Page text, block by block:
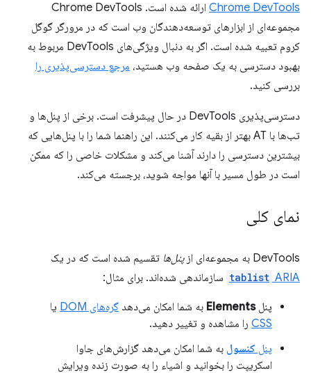
Chrome DevTools
ارائه شده است. Chrome DevTools
مجموعه‌ای از ابزارهای توسعه‌دهندگان وب است که در مرورگر گوگل
کروم تعبیه شده است. اگر به دنبال ویژگی‌های DevTools مربوط به
بهبود دسترسی به یک صفحه وب هستید، مرجع دسترسی‌پذیری را
بررسی کنید.
دسترسی‌پذیری DevTools در حال پیشرفت است. برخی از پنل‌ها و
تب‌ها با AT بهتر از بقیه کار می‌کنند. این راهنما شما را با پنل‌هایی که
بیشترین دسترسی را دارند آشنا می‌کند و مشکلات خاصی را که ممکن
است در طول مسیر با آنها مواجه شوید، برجسته می‌کند.
نمای کلی
DevTools به مجموعه‌ای از پنل‌ها تقسیم شده است که در یک
tablist ARIA سازماندهی شده‌اند. برای مثال:
پنلElements به شما امکان می‌دهد گره‌های DOM
یا
CSS را مشاهده و تغییر دهید.
پنل کنسول به شما امکان می‌دهد گزارش‌های جاوا
اسکریپت را بخوانید و اشیاء را به صورت زنده ویرایش